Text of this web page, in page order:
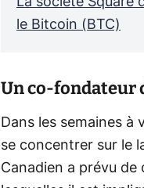
le Bitcoin (BTC)
Un co-fondateur
Dans les semaines à
se concentrer sur le
Canadien a prévu de